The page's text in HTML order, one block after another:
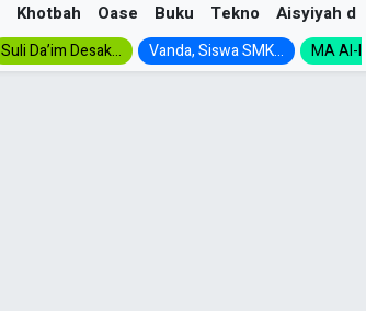
Khotbah Oase Buku Tekno Aisyiyah
Suli Da’im Desak... Vanda, Siswa SMK... MA Al-